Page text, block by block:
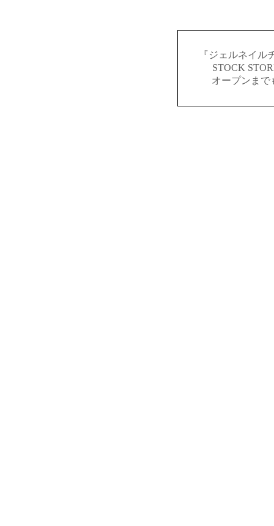
『ジェルネイ
STOCK
オープンまで